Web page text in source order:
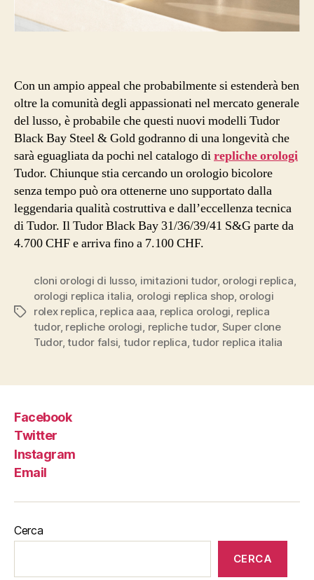
Con un ampio appeal che probabilmente si estenderà ben
oltre la comunità degli appassionati nel mercato generale
del lusso, è probabile che questi nuovi modelli Tudor
Black Bay Steel & Gold godranno di una longevità che
sarà eguagliata da pochi nel catalogo direpliche orologi
Tudor. Chiunque stia cercando un orologio bicolore
senza tempo può ora ottenerne uno supportato dalla
leggendaria qualità costruttiva e dall’eccellenza tecnica
di Tudor. Il Tudor Black Bay 31/36/39/41 S&G parte da
4.700 CHF e arriva fino a 7.100 CHF.
Tag
cloni orologi di lusso, imitazioni tudor, orologi replica,
orologi replica italia, orologi replica shop, orologi
rolex replica, replica aaa, replica orologi, replica
tudor, repliche orologi, repliche tudor, Super clone
Tudor,tudor falsi, tudor replica,tudor replica italia
Facebook
Twitter
Instagram
Email
Cerca
CERCA